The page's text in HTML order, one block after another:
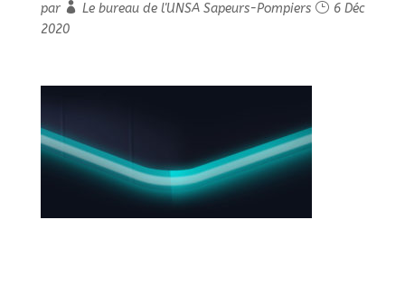
par Le bureau de l'UNSA Sapeurs-Pompiers
6 Déc
2020